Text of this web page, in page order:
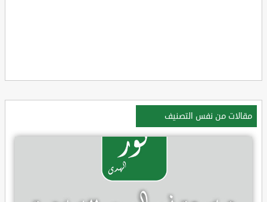
مقالات من نفس التصنيف